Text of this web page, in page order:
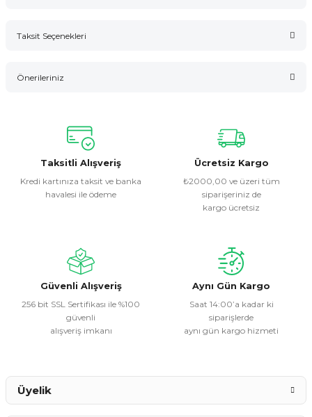
Taksit Seçenekleri
Önerileriniz
konularda yetersiz gördüğünüz noktaları öneri formunu
kullanarak tarafımıza iletebilirsiniz.
Görüş ve önerileriniz için teşekkür ederiz.
Ürün resmi kalitesiz, bozuk veya görüntülenemiyor.
Ürün fiyatı diğer sitelerden daha pahalı.
Bu ürüne benzer farklı alternatifler olmalı.
Taksitli Alışveriş
Kredi kartınıza taksit ve banka
havalesi ile ödeme
Ücretsiz Kargo
₺2000,00 ve üzeri tüm
siparişeriniz de
kargo ücretsiz
Güvenli Alışveriş
256 bit SSL Sertifikası ile %100
güvenli
alışveriş imkanı
Aynı Gün Kargo
Saat 14:00’a kadar ki
siparişlerde
aynı gün kargo hizmeti
Üyelik